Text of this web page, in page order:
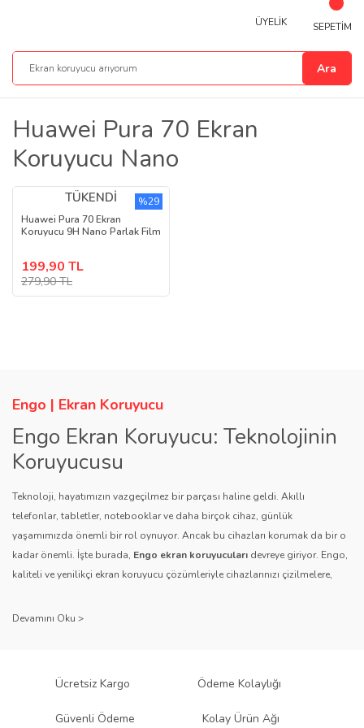
Ara
ÜYELİK SEPETİM
Huawei Pura 70 Ekran
Koruyucu Nano
TÜKENDİ
Huawei Pura 70 Ekran
Koruyucu 9H Nano Parlak Film
199,90 TL
279,90 TL
%29
Engo | Ekran Koruyucu
Engo Ekran Koruyucu: Teknolojinin
Koruyucusu
Teknoloji, hayatımızın vazgeçilmez bir parçası haline geldi. Akıllı
telefonlar, tabletler, notebooklar ve daha birçok cihaz, günlük
yaşamımızda önemli bir rol oynuyor. Ancak bu cihazları korumak da bir o
kadar önemli. İşte burada, Engo ekran koruyucuları devreye giriyor. Engo,
kaliteli ve yenilikçi ekran koruyucu çözümleriyle cihazlarınızı çizilmelere,
sağlıyor.
Engo ekran koruyucuları
, uzun yıllara dayanan tecrübesi ve teknolojiye
ürününü titiz bir kalite kontrol sürecinden geçirir. Kullanıcı dostu tasarımı
Ücretsiz Kargo Ödeme Kolaylığı
Güvenli Ödeme Kolay Ürün Ağı